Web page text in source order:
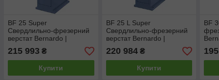
BF 25 Super
Свердлильно-фрезерний
верстат Bernardo |
Настільний фрезерний
верстат
215 993 ₴
Купити
BF 25 L Super
Свердлильно-фрезерний
верстат Bernardo |
Настільний фрезерний
верстат
220 984₴
Купити
BF